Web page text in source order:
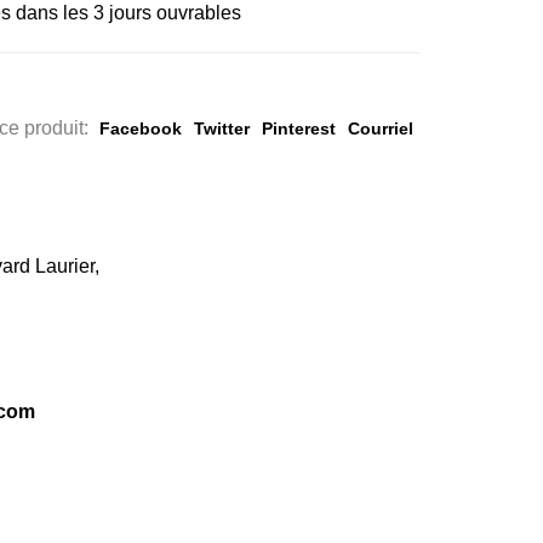
dans les 3 jours ouvrables
produit: Facebook Twitter Pinterest Courriel
Laurier,